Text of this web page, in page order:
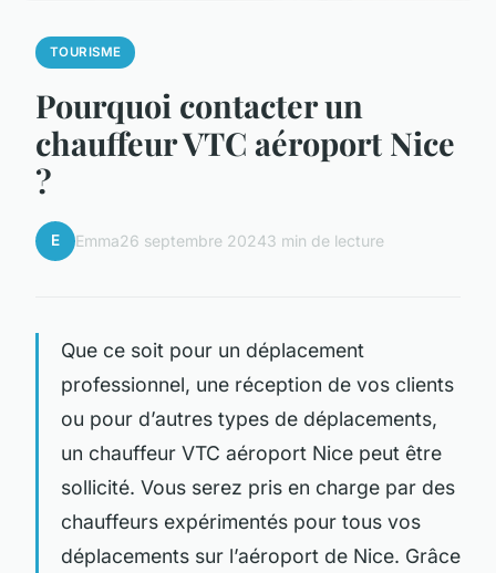
TOURISME
Pourquoi contacter un
chauffeur VTC aéroport Nice
?
E Emma26 septembre 20243 min de lecture
Que ce soit pour un déplacement
professionnel, une réception de vos clients
ou pour d’autres types de déplacements,
un chauffeur VTC aéroport Nice peut être
sollicité. Vous serez pris en charge par des
chauffeurs expérimentés pour tous vos
déplacements sur l’aéroport de Nice. Grâce